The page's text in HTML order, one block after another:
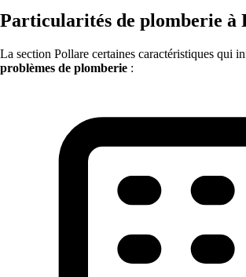
Particularités de plomberie à
La section Pollare certaines caractéristiques qui
problèmes de plomberie :